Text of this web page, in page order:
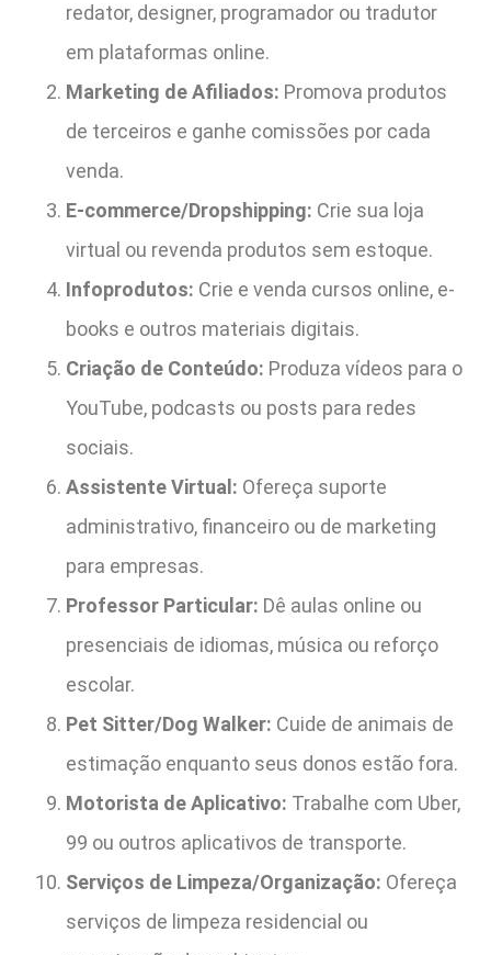
redator, designer, programador ou tradutor
em plataformas online.
Marketing de Afiliados: Promova produtos
de terceiros e ganhe comissões por cada
venda.
E-commerce/Dropshipping: Crie sua loja
virtual ou revenda produtos sem estoque.
Infoprodutos: Crie e venda cursos online, e-
books e outros materiais digitais.
Criação de Conteúdo: Produza vídeos para o
YouTube, podcasts ou posts para redes
sociais.
Assistente Virtual: Ofereça suporte
administrativo, financeiro ou de marketing
para empresas.
Professor Particular: Dê aulas online ou
presenciais de idiomas, música ou reforço
escolar.
Pet Sitter/Dog Walker: Cuide de animais de
estimação enquanto seus donos estão fora.
Motorista de Aplicativo: Trabalhe com Uber,
99 ou outros aplicativos de transporte.
Serviços de Limpeza/Organização: Ofereça
serviços de limpeza residencial ou